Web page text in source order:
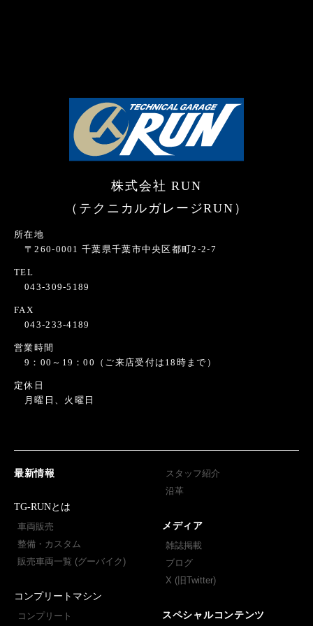
株式会社 RUN
（テクニカルガレージRUN）
所在地
〒260-0001 千葉県千葉市中央区都町2-2-7
TEL
043-309-5189
FAX
043-233-4189
営業時間
9：00～19：00（ご来店受付は18時まで）
定休日
月曜日、火曜日
最新情報
TG-RUNとは
車両販売
整備・カスタム
販売車両一覧 (グーバイク)
コンプリートマシン
コンプリート
スタッフ紹介
沿革
メディア
雑誌掲載
ブログ
X (旧Twitter)
スペシャルコンテンツ